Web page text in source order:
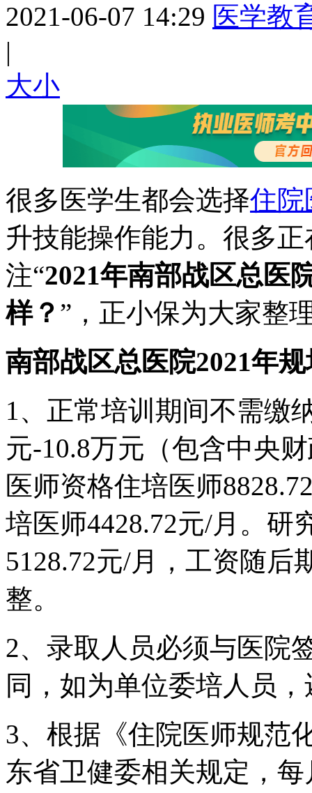
2021-06-07 14:29 医学教
|
大小
很多医学生都会选择住院
升技能操作能力。很多正
注“2021年南部战区总医
样？ ”，正小保为大家整
南部战区总医院2021年
1、正常培训期间不需缴
元-10.8万元（包含中央
医师资格住培医师
培医师4428.72元/月。研
5128.72元/月，工资随后
整。
2、录取人员必须与医院
同，如为单位委培人员
3、根据《住院医师规范
东省卫健委相关规定，